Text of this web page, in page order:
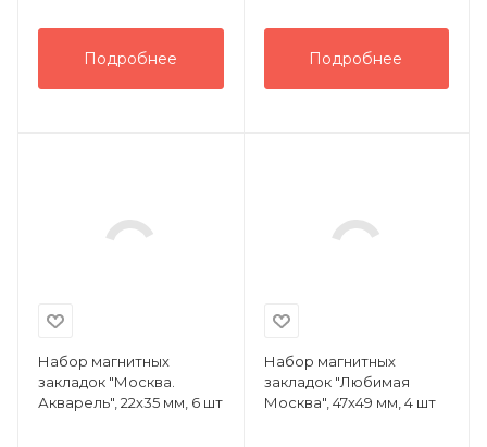
Подробнее Подробнее
Набор магнитных
закладок "Москва.
Акварель", 22х35 мм, 6 шт
Набор магнитных
закладок "Любимая
Москва", 47х49 мм, 4 шт